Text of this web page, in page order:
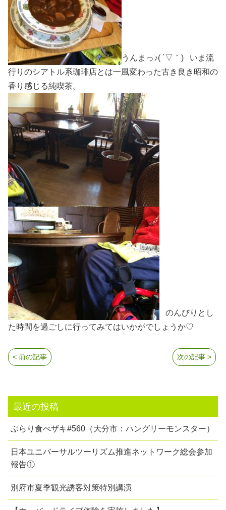
うんまっ♪( ´▽｀) いま流
行りのシアトル系珈琲店とは一風変わった古き良き昭和の
香り感じる純喫茶。
のんびりとし
た時間を過ごしに行ってみてはいかがでしょうか♡
次の記事 >
< 前の記事
最近の投稿
ぶらり食べザキ#560（大分市：ハングリーモンスター）
日本ユニバーサルツーリズム推進ネットワーク総会参加
報告①
別府市夏季観光誘客対策特別講演